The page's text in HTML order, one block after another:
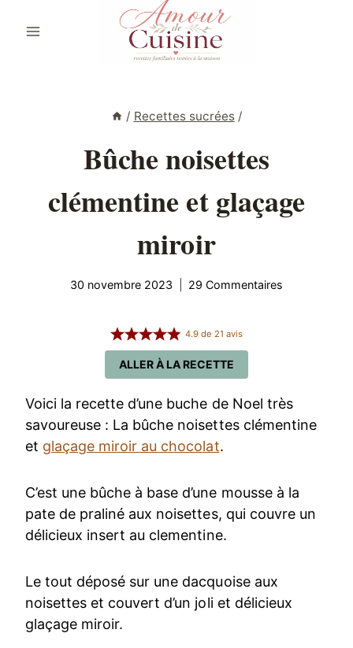
/ Recettes sucrées /
Bûche noisettes
clémentine et glaçage
miroir
30 novembre 2023 29 Commentaires
ALLER À LA RECETTE
4.9de 21 avis
Voici la recette d’une buche de Noel très
savoureuse : La bûche noisettes clémentine
et glaçage miroir au chocolat.
C’est une bûche à base d’une mousse à la
pate de praliné aux noisettes, qui couvre un
délicieux insert au clementine.
Le tout déposé sur une dacquoise aux
noisettes et couvert d’un joli et délicieux
glaçage miroir.